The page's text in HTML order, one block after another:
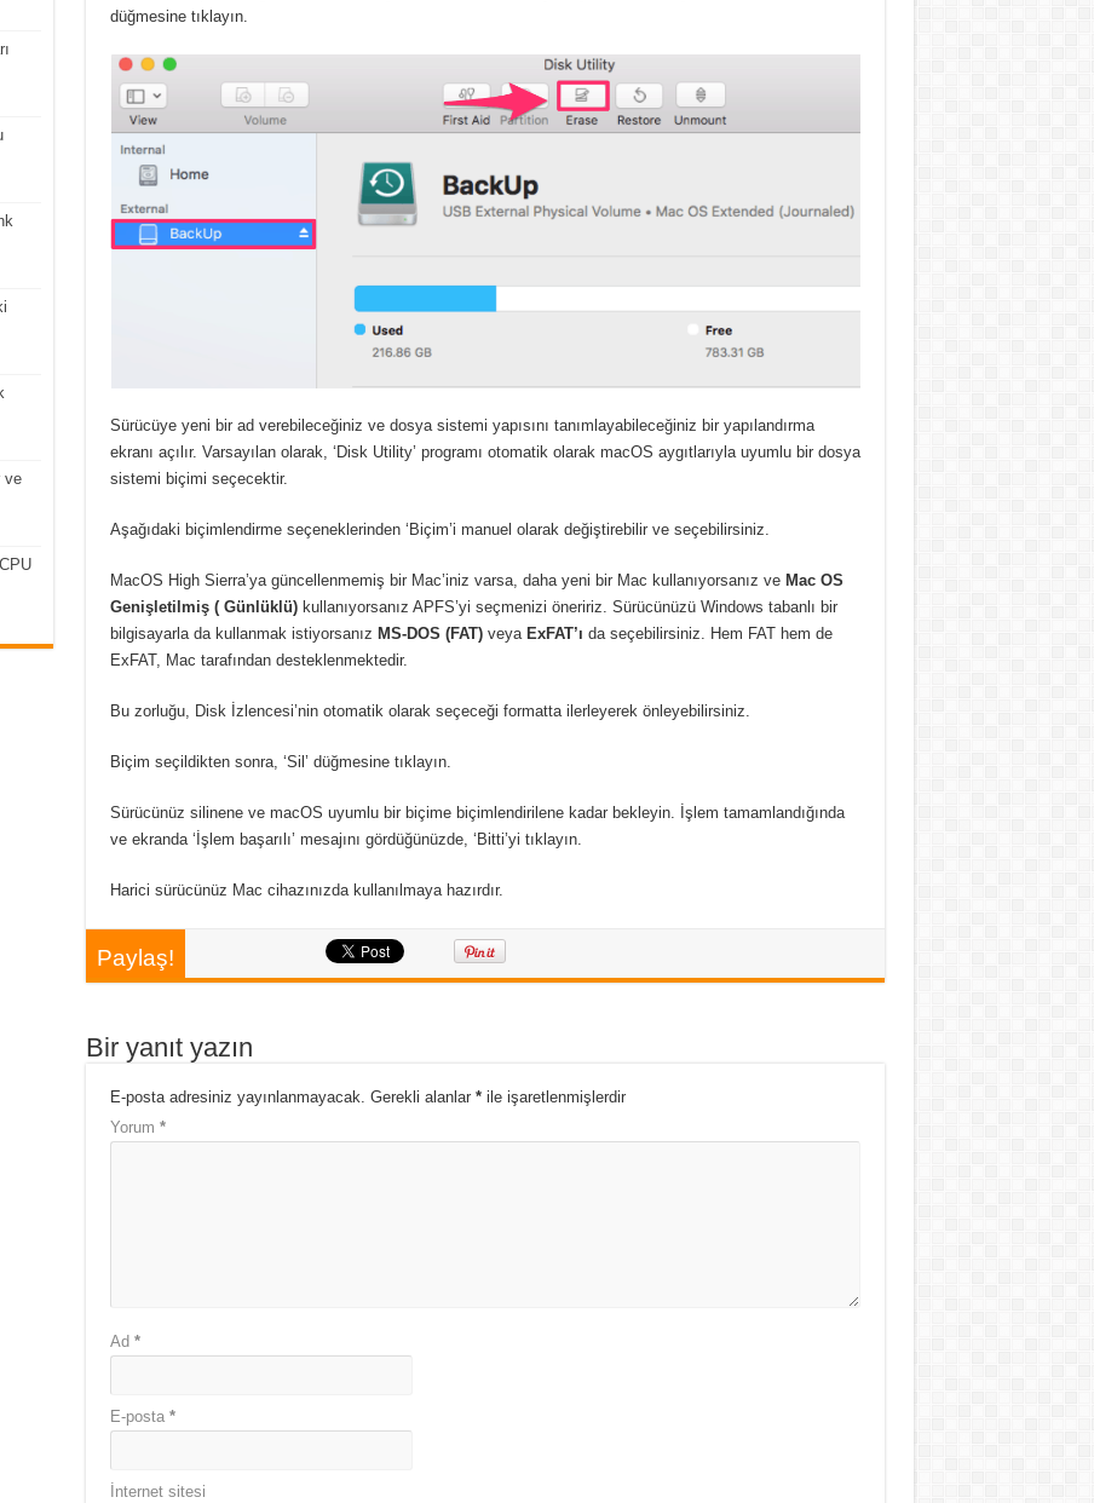
düğmesine tıklayın.
Sürücüye yeni bir ad verebileceğiniz ve dosya sistemi yapısını tanımlayabileceğiniz bir yapılandırma
ekranı açılır. Varsayılan olarak, ‘Disk Utility’ programı otomatik olarak macOS aygıtlarıyla uyumlu bir dosya
sistemi biçimi seçecektir.
Aşağıdaki biçimlendirme seçeneklerinden ‘Biçim’i manuel olarak değiştirebilir ve seçebilirsiniz.
MacOS High Sierra’ya güncellenmemiş bir Mac’iniz varsa, daha yeni bir Mac kullanıyorsanız ve Mac OS
Genişletilmiş ( Günlüklü)kullanıyorsanız APFS’yi seçmenizi öneririz. Sürücünüzü Windows tabanlı bir
bilgisayarla da kullanmak istiyorsanız MS-DOS (FAT)veya ExFAT’ı da seçebilirsiniz. Hem FAT hem de
ExFAT, Mac tarafından desteklenmektedir.
Bu zorluğu, Disk İzlencesi’nin otomatik olarak seçeceği formatta ilerleyerek önleyebilirsiniz.
Biçim seçildikten sonra, ‘Sil’ düğmesine tıklayın.
Sürücünüz silinene ve macOS uyumlu bir biçime biçimlendirilene kadar bekleyin. İşlem tamamlandığında
ve ekranda ‘İşlem başarılı’ mesajını gördüğünüzde, ‘Bitti’yi tıklayın.
Harici sürücünüz Mac cihazınızda kullanılmaya hazırdır.
Paylaş!
Bir yanıt yazın
E-posta adresiniz yayınlanmayacak. Gerekli alanlar *ile işaretlenmişlerdir
Yorum *
Ad *
E-posta *
İnternet sitesi
ve